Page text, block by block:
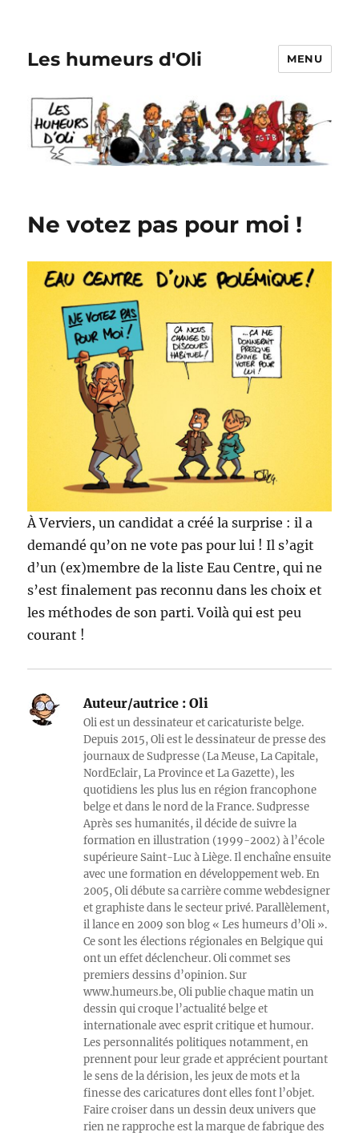
Les humeurs d'Oli MENU
Ne votez pas pour moi !
À Verviers, un candidat a créé la surprise : il a
demandé qu’on ne vote pas pour lui ! Il s’agit
d’un (ex)membre de la liste Eau Centre, qui ne
s’est finalement pas reconnu dans les choix et
les méthodes de son parti. Voilà qui est peu
courant !
Auteur/autrice : Oli
Oli est un dessinateur et caricaturiste belge.
Depuis 2015, Oli est le dessinateur de presse des
journaux de Sudpresse (La Meuse, La Capitale,
NordEclair, La Province et La Gazette), les
quotidiens les plus lus en région francophone
belge et dans le nord de la France. Sudpresse
Après ses humanités, il décide de suivre la
formation en illustration (1999-2002) à l’école
supérieure Saint-Luc à Liège. Il enchaîne ensuite
avec une formation en développement web. En
2005, Oli débute sa carrière comme webdesigner
et graphiste dans le secteur privé. Parallèlement,
il lance en 2009 son blog « Les humeurs d’Oli ».
Ce sont les élections régionales en Belgique qui
ont un effet déclencheur. Oli commet ses
premiers dessins d’opinion. Sur
www.humeurs.be, Oli publie chaque matin un
dessin qui croque l’actualité belge et
internationale avec esprit critique et humour.
Les personnalités politiques notamment, en
prennent pour leur grade et apprécient pourtant
le sens de la dérision, les jeux de mots et la
finesse des caricatures dont elles font l’objet.
Faire croiser dans un dessin deux univers que
rien ne rapproche est la marque de fabrique des